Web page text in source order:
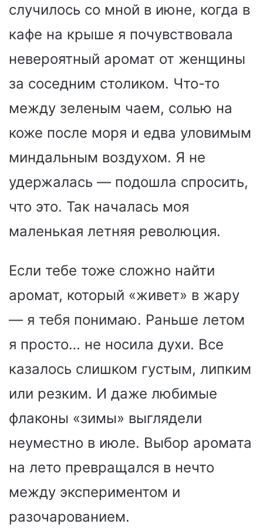
случилось со мной в июне, когда в
кафе на крыше я почувствовала
невероятный аромат от женщины
за соседним столиком. Что-то
между зеленым чаем, солью на
коже после моря и едва уловимым
миндальным воздухом. Я не
удержалась — подошла спросить,
что это. Так началась моя
маленькая летняя революция.
Если тебе тоже сложно найти
аромат, который «живет» в жару
— я тебя понимаю. Раньше летом
я просто… не носила духи. Все
казалось слишком густым, липким
или резким. И даже любимые
флаконы «зимы» выглядели
неуместно в июле. Выбор аромата
на лето превращался в нечто
между экспериментом и
разочарованием.